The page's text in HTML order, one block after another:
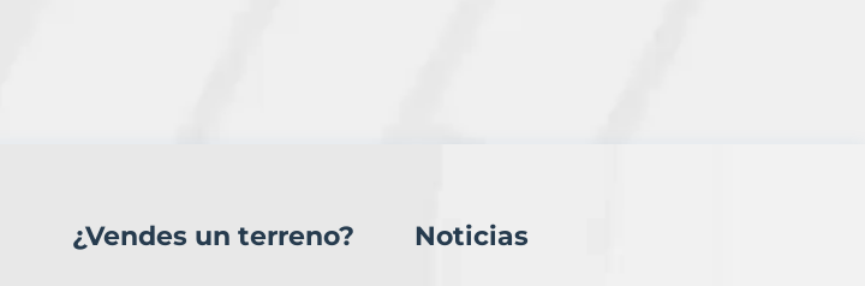
¿Vendes un terreno? Noticias